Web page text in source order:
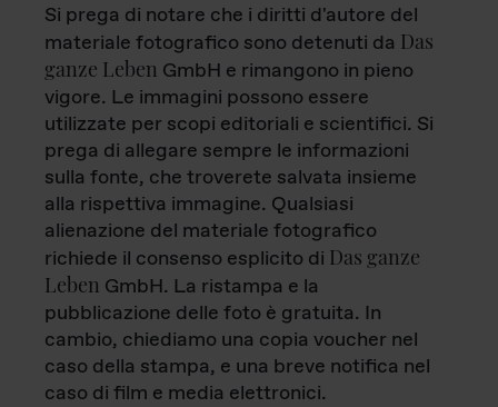
Si prega di notare che i diritti d'autore del
materiale fotografico sono detenuti da Das
ganze Leben GmbH e rimangono in pieno
vigore. Le immagini possono essere
utilizzate per scopi editoriali e scientifici. Si
prega di allegare sempre le informazioni
sulla fonte, che troverete salvata insieme
alla rispettiva immagine. Qualsiasi
alienazione del materiale fotografico
richiede il consenso esplicito di Das ganze
Leben GmbH. La ristampa e la
pubblicazione delle foto è gratuita. In
cambio, chiediamo una copia voucher nel
caso della stampa, e una breve notifica nel
caso di film e media elettronici.